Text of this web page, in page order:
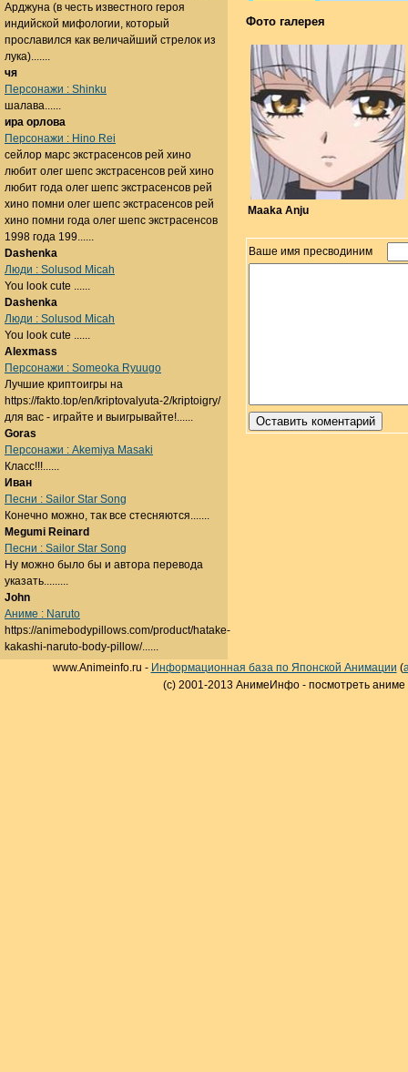
Фото галерея
Maaka Anju
Ваше имя пресводиним
Арджуна (в честь известного героя
индийской мифологии, который
прославился как величайший стрелок из
лука).......
чя
Персонажи : Shinku
шалава......
ира орлова
Персонажи : Hino Rei
сейлор марс экстрасенсов рей хино
любит олег шепс экстрасенсов рей хино
любит года олег шепс экстрасенсов рей
хино помни олег шепс экстрасенсов рей
хино помни года олег шепс экстрасенсов
1998 года 199......
Dashenka
Люди : Solusod Micah
You look cute ......
Dashenka
Люди : Solusod Micah
You look cute ......
Alexmass
Персонажи : Someoka Ryuugo
Лучшие криптоигры на
https://fakto.top/en/kriptovalyuta-2/kriptoigry/
для вас - играйте и выигрывайте!......
Goras
Персонажи : Akemiya Masaki
Класс!!!......
Иван
Песни : Sailor Star Song
Конечно можно, так все стесняются.......
Megumi Reinard
Песни : Sailor Star Song
Ну можно было бы и автора перевода
указать.........
John
Аниме : Naruto
https://animebodypillows.com/product/hatake-
kakashi-naruto-body-pillow/......
www.Animeinfo.ru - Информационная база по Японской Анимации (
(c) 2001-2013 АнимеИнфо - посмотреть аниме